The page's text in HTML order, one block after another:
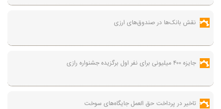
نقش بانک‌ها در صندوق‌های ارزی
جایزه ۴۰۰ میلیونی برای نفر اول برگزیده جشنواره رازی
تاخیر در پرداخت حق العمل جایگاه‌های سوخت